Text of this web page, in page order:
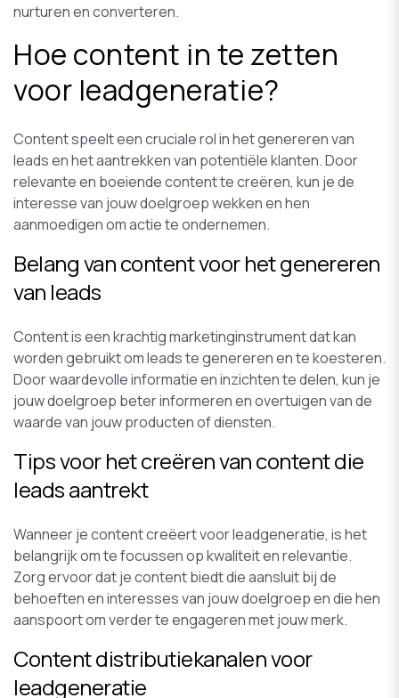
nurturen en converteren.
Hoe content in te zetten
voor leadgeneratie?
Content speelt een cruciale rol in het genereren van
leads en het aantrekken van potentiële klanten. Door
relevante en boeiende content te creëren, kun je de
interesse van jouw doelgroep wekken en hen
aanmoedigen om actie te ondernemen.
Belang van content voor het genereren
van leads
Content is een krachtig marketinginstrument dat kan
worden gebruikt om leads te genereren en te koesteren.
Door waardevolle informatie en inzichten te delen, kun je
jouw doelgroep beter informeren en overtuigen van de
waarde van jouw producten of diensten.
Tips voor het creëren van content die
leads aantrekt
Wanneer je content creëert voor leadgeneratie, is het
belangrijk om te focussen op kwaliteit en relevantie.
Zorg ervoor dat je content biedt die aansluit bij de
behoeften en interesses van jouw doelgroep en die hen
aanspoort om verder te engageren met jouw merk.
Content distributiekanalen voor
leadgeneratie